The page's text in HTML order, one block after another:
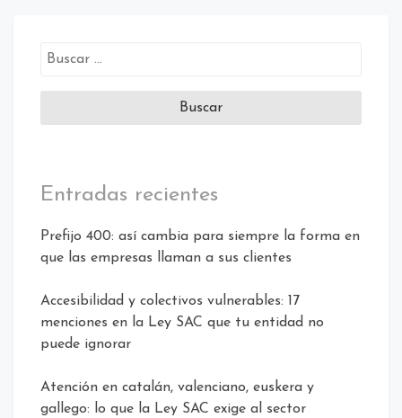
Entradas recientes
Prefijo 400: así cambia para siempre la forma en
que las empresas llaman a sus clientes
Accesibilidad y colectivos vulnerables: 17
menciones en la Ley SAC que tu entidad no
puede ignorar
Atención en catalán, valenciano, euskera y
gallego: lo que la Ley SAC exige al sector